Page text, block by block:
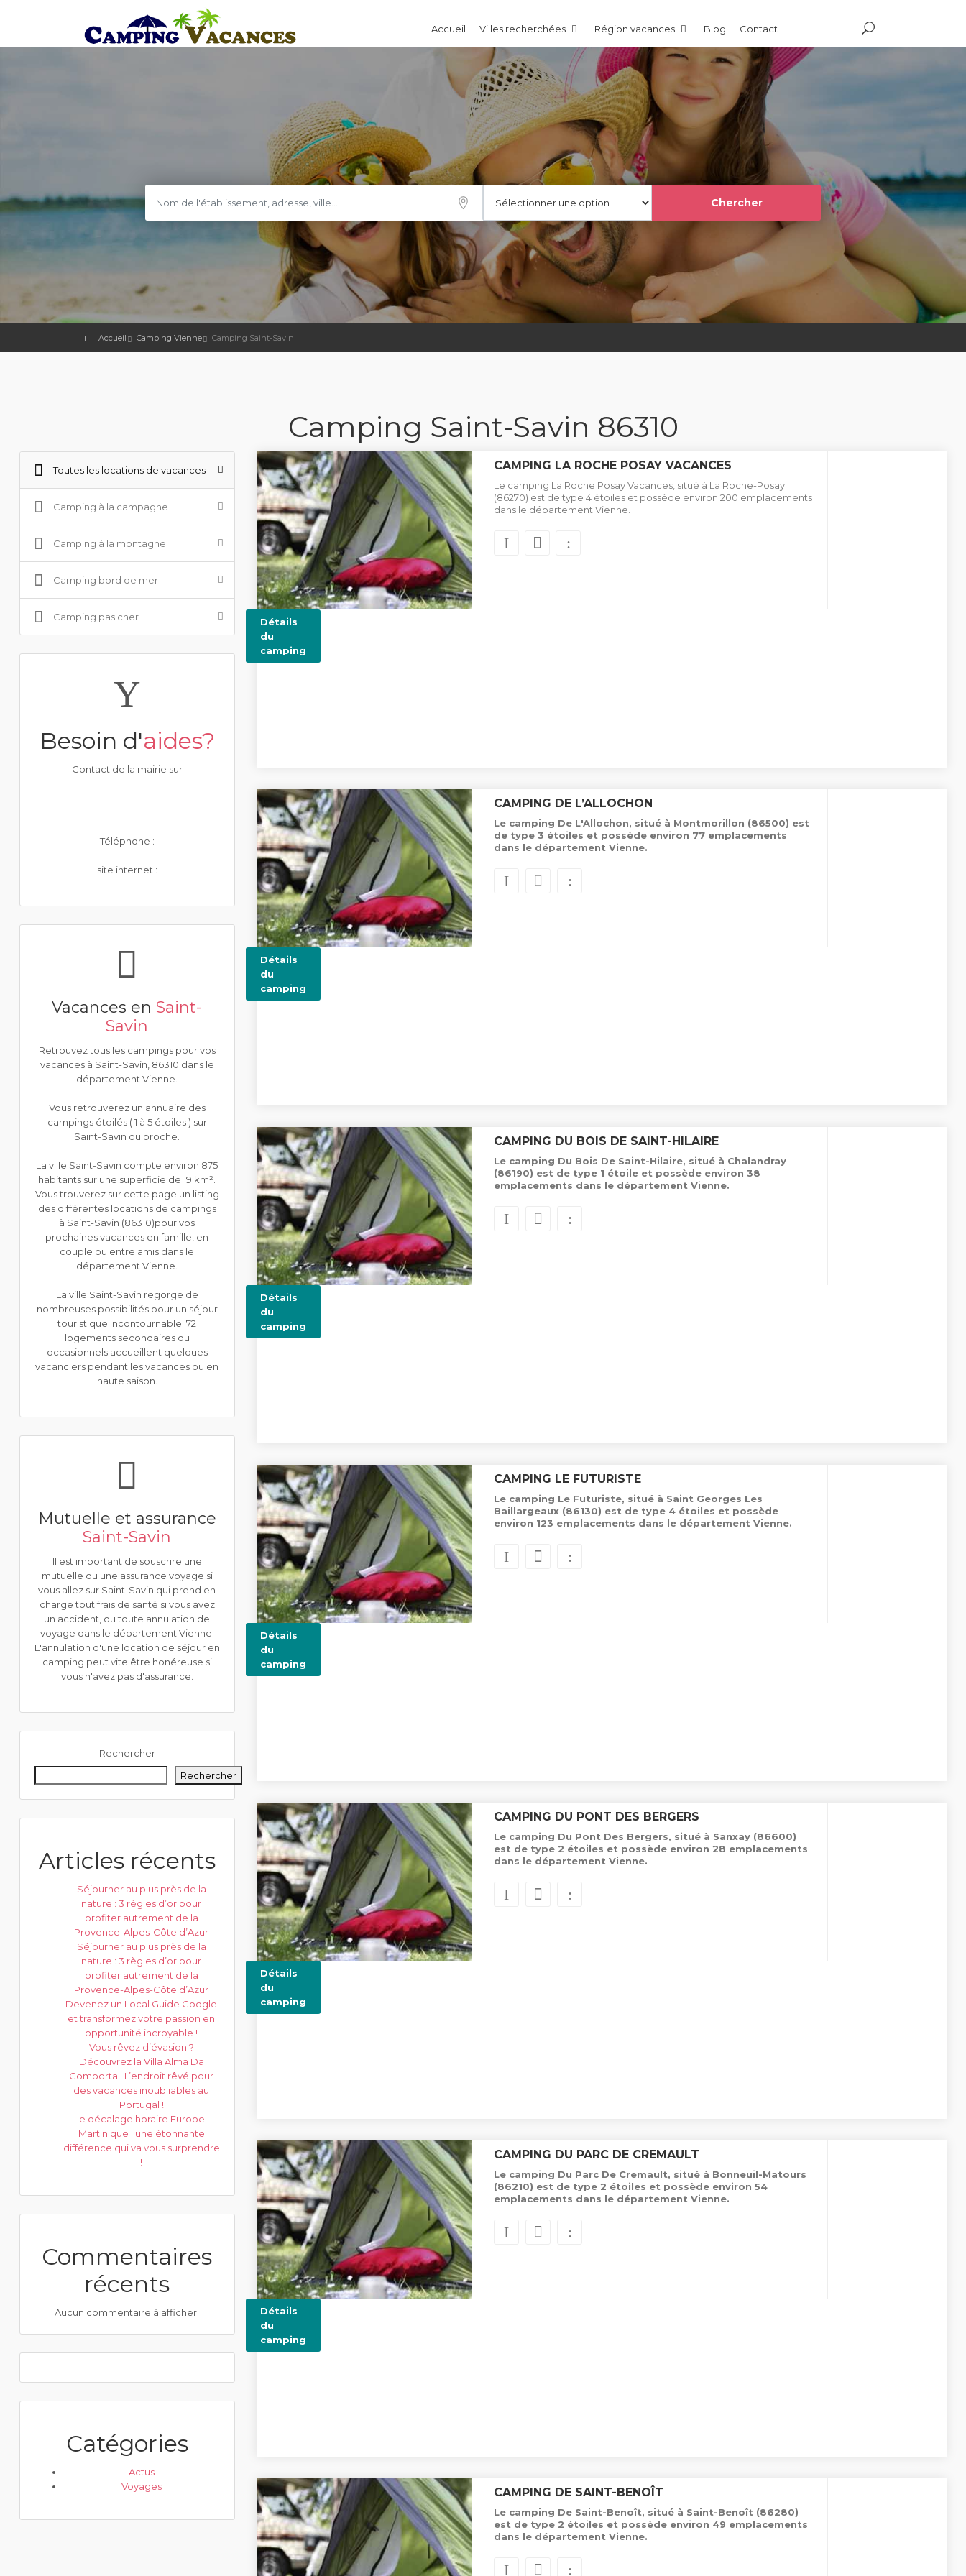
Accueil Villes recherchées Région vacances Blog Contact
Accueil Camping Vienne Camping Saint-Savin
Camping Saint-Savin 86310
Toutes les locations de vacances
Camping à la campagne
Camping à la montagne
Camping bord de mer
Camping pas cher
Besoin d'aides?
Contact de la mairie sur
Téléphone :
site internet :
Vacances enSaint-
Savin
Retrouvez tous les campings pour vos
vacances à Saint-Savin, 86310 dans le
département Vienne.
Vous retrouverez un annuaire des
campings étoilés ( 1 à 5 étoiles ) sur
Saint-Savin ou proche.
La ville Saint-Savin compte environ 875
habitants sur une superficie de 19 km².
Vous trouverez sur cette page un listing
des différentes locations de campings
à Saint-Savin (86310)pour vos
prochaines vacances en famille, en
couple ou entre amis dans le
département Vienne.
La ville Saint-Savin regorge de
nombreuses possibilités pour un séjour
touristique incontournable. 72
logements secondaires ou
occasionnels accueillent quelques
vacanciers pendant les vacances ou en
haute saison.
Mutuelle et assurance
Saint-Savin
Il est important de souscrire une
mutuelle ou une assurance voyage si
vous allez sur Saint-Savin qui prend en
charge tout frais de santé si vous avez
un accident, ou toute annulation de
voyage dans le département Vienne.
L'annulation d'une location de séjour en
camping peut vite être honéreuse si
vous n'avez pas d'assurance.
Rechercher
Rechercher
Articles récents
Séjourner au plus près de la
nature : 3 règles d’or pour
profiter autrement de la
Provence-Alpes-Côte d’Azur
Séjourner au plus près de la
nature : 3 règles d’or pour
profiter autrement de la
Provence-Alpes-Côte d’Azur
Devenez un Local Guide Google
et transformez votre passion en
opportunité incroyable !
Vous rêvez d’évasion ?
Découvrez la Villa Alma Da
Comporta : L’endroit rêvé pour
des vacances inoubliables au
Portugal !
Le décalage horaire Europe-
Martinique : une étonnante
différence qui va vous surprendre
!
Commentaires
récents
Aucun commentaire à afficher.
Catégories
Actus
Voyages
CAMPING LA ROCHE POSAY VACANCES
Le camping La Roche Posay Vacances, situé à La Roche-Posay
(86270) est de type 4 étoiles et possède environ 200 emplacements
dans le département Vienne.
Détails
du
camping
CAMPING DE L’ALLOCHON
Le camping De L'Allochon, situé à Montmorillon (86500) est
de type 3 étoiles et possède environ 77 emplacements
dans le département Vienne.
Détails
du
camping
CAMPING DU BOIS DE SAINT-HILAIRE
Le camping Du Bois De Saint-Hilaire, situé à Chalandray
(86190) est de type 1 étoile et possède environ 38
emplacements dans le département Vienne.
Détails
du
camping
CAMPING LE FUTURISTE
Le camping Le Futuriste, situé à Saint Georges Les
Baillargeaux (86130) est de type 4 étoiles et possède
environ 123 emplacements dans le département Vienne.
Détails
du
camping
CAMPING DU PONT DES BERGERS
Le camping Du Pont Des Bergers, situé à Sanxay (86600)
est de type 2 étoiles et possède environ 28 emplacements
dans le département Vienne.
Détails
du
camping
CAMPING DU PARC DE CREMAULT
Le camping Du Parc De Cremault, situé à Bonneuil-Matours
(86210) est de type 2 étoiles et possède environ 54
emplacements dans le département Vienne.
Détails
du
camping
CAMPING DE SAINT-BENOÎT
Le camping De Saint-Benoît, situé à Saint-Benoît (86280)
est de type 2 étoiles et possède environ 49 emplacements
dans le département Vienne.